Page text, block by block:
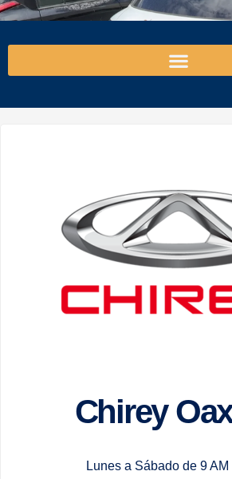
Chirey
Lunes a Sábado de 9 AM